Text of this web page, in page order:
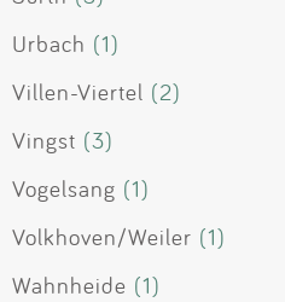
Urbach (1)
Villen-Viertel (2)
Vingst (3)
Vogelsang (1)
Volkhoven/Weiler (1)
Wahnheide (1)